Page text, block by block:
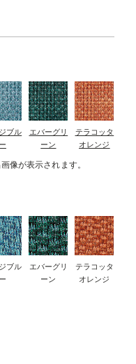
ブル
ー
エバーグリ
ーン
テラコッタ
オレンジ
像が表示されます。
ブル
ー
エバーグリ
ーン
テラコッタ
オレンジ